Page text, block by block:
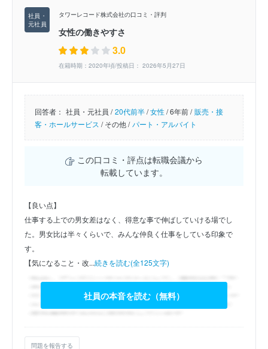
タワーレコード株式会社の口コミ・評判
女性の働きやすさ
3.0
在籍時期：2020年頃/投稿日： 2026年5月27日
回答者： 社員・元社員 / 20代前半/女性/6年前 / 販売・接
客・ホールサービス /その他 / パート・アルバイト
この口コミ・評点は転職会議から
転載しています。
【良い点】
仕事する上での男女差はなく、得意な事で伸ばしていける場でし
た。男女比は半々くらいで、みんな仲良く仕事をしている印象で
す。
【気になること・改...続きを読む(全125文字)
社員の本音を読む（無料）
問題を報告する